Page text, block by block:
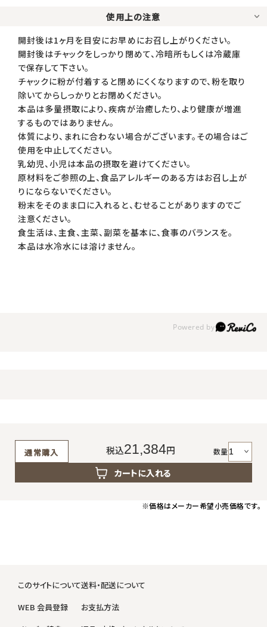
使用上の注意
開封後は1ヶ月を目安にお早めにお召し上がりください。
開封後はチャックをしっかり閉めて、冷暗所もしくは冷蔵庫
で保存して下さい。
チャックに粉が付着すると閉めにくくなりますので、粉を取り
除いてからしっかりとお閉めください。
本品は多量摂取により、疾病が治癒したり、より健康が増進
するものではありません。
体質により、まれに合わない場合がございます。その場合はご
使用を中止してください。
乳幼児、小児は本品の摂取を避けてください。
原材料をご参照の上、食品アレルギーのある方はお召し上が
りにならないでください。
粉末をそのまま口に入れると、むせることがありますのでご
注意ください。
食生活は、主食、主菜、副菜を基本に、食事のバランスを。
本品は水冷水には溶けません。
通常購入 税込21,384円 数量
カートに入れる
※価格はメーカー希望小売価格です。
このサイトについて
WEB 会員登録
送料・配送について
お支払方法